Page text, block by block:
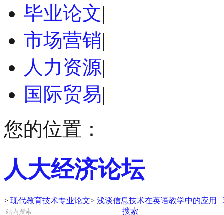
毕业论文|
市场营销|
人力资源|
国际贸易|
您的位置：
人大经济论坛
> 现代教育技术专业论文> 浅谈信息技术在英语教学中的应用
搜索